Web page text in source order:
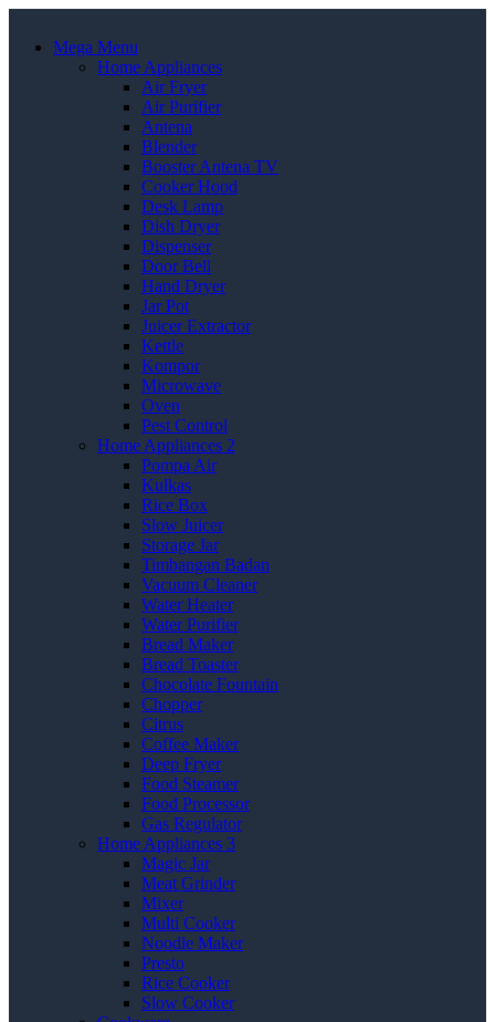
Mega Menu
Home Appliances
Air Fryer
Air Purifier
Antena
Blender
Booster Antena TV
Cooker Hood
Desk Lamp
Dish Dryer
Dispenser
Door Bell
Hand Dryer
Jar Pot
Juicer Extractor
Kettle
Kompor
Microwave
Oven
Pest Control
Home Appliances 2
Pompa Air
Kulkas
Rice Box
Slow Juicer
Storage Jar
Timbangan Badan
Vacuum Cleaner
Water Heater
Water Purifier
Bread Maker
Bread Toaster
Chocolate Fountain
Chopper
Citrus
Coffee Maker
Deep Fryer
Food Steamer
Food Processor
Gas Regulator
Home Appliances 3
Magic Jar
Meat Grinder
Mixer
Multi Cooker
Noodle Maker
Presto
Rice Cooker
Slow Cooker